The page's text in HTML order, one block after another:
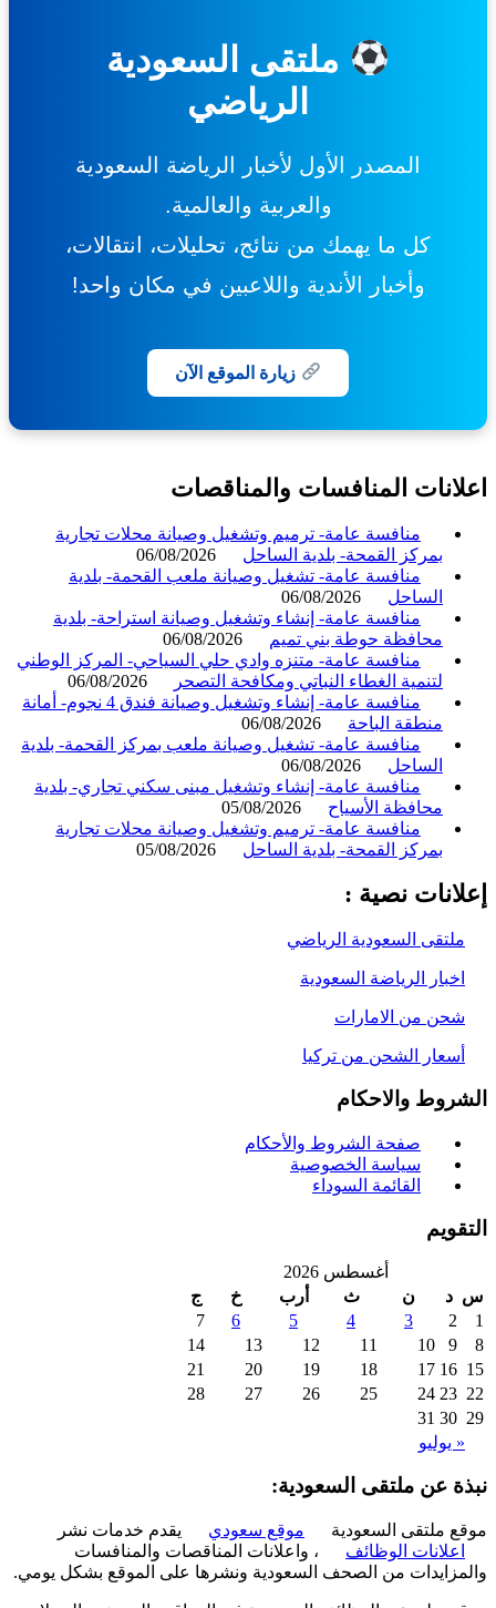
ملتقى السعودية
الرياضي
المصدر الأول لأخبار الرياضة السعودية
والعربية والعالمية.
كل ما يهمك من نتائج، تحليلات، انتقالات،
وأخبار الأندية واللاعبين في مكان واحد!
زيارة الموقع الآن
المنافسات والمناقصات
منافسة عامة- ترميم وتشغيل وصيانة محلات تجارية
بمركز القمحة- بلدية الساحل
06/08/2026
منافسة عامة- تشغيل وصيانة ملعب القحمة- بلدية
الساحل
06/08/2026
منافسة عامة- إنشاء وتشغيل وصيانة استراحة- بلدية
محافظة حوطة بني تميم
06/08/2026
منافسة عامة- متنزه وادي حلي السياحي- المركز الوطني
لتنمية الغطاء النباتي ومكافحة التصحر
06/08/2026
منافسة عامة- إنشاء وتشغيل وصيانة فندق 4 نجوم- أمانة
منطقة الباحة
06/08/2026
منافسة عامة- تشغيل وصيانة ملعب بمركز القحمة- بلدية
الساحل
06/08/2026
منافسة عامة- إنشاء وتشغيل مبنى سكني تجاري- بلدية
محافظة الأسياح
05/08/2026
منافسة عامة- ترميم وتشغيل وصيانة محلات تجارية
بمركز القمحة- بلدية الساحل
05/08/2026
نصية :
السعودية الرياضي
الرياضة السعودية
من الامارات
الشحن من تركيا
والاحكام
صفحة الشروط والأحكام
سياسة الخصوصية
القائمة السوداء
أغسطس 2026
د
ن
ج
7
10
16
17
23
24
30
31
يوليو
عن ملتقى السعودية:
ملتقى السعودية موقع سعودي
يقدم خدمات نشر
الوظائف
، واعلانات المناقصات والمنافسات
من الصحف السعودية ونشرها على الموقع بشكل يومي.